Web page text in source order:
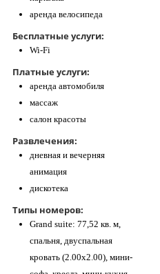
аренда велосипеда
Бесплатные услуги:
Wi-Fi
Платные услуги:
аренда автомобиля
массаж
салон красоты
Развлечения:
дневная и вечерняя
анимация
дискотека
Типы номеров:
Grand suite: 77,52 кв. м,
спальня, двуспальная
кровать (2.00х2.00), мини-